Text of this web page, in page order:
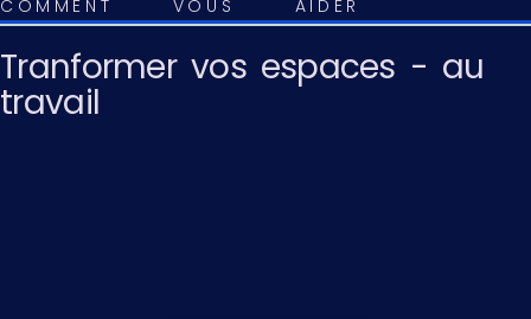
COMMENT VOUS AIDER
Tranformer vos espaces - au
travail